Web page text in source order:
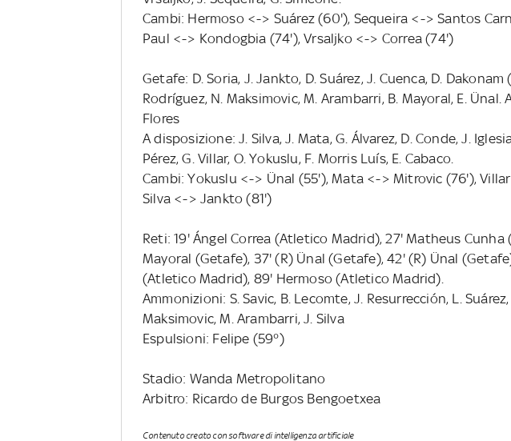
Cambi: Hermoso <-> Suárez (60'), Sequeira <-> Santos
Paul <-> Kondogbia (74'), Vrsaljko <-> Correa (74')
Getafe: D. Soria, J. Jankto, D. Suárez, J. Cuenca, D. Dakonam
Rodríguez, N. Maksimovic, M. Arambarri, B. Mayoral, E. Ünal.
Flores
A disposizione: J. Silva, J. Mata, G. Álvarez, D. Conde, J.
Pérez, G. Villar, O. Yokuslu, F. Morris Luís, E. Cabaco.
Cambi: Yokuslu <-> Ünal (55'), Mata <-> Mitrovic (76'),
Silva <-> Jankto (81')
Reti: 19' Ángel Correa (Atletico Madrid), 27' Matheus
Mayoral (Getafe), 37' (R) Ünal (Getafe), 42' (R) Ünal
(Atletico Madrid), 89' Hermoso (Atletico Madrid).
Ammonizioni: S. Savic, B. Lecomte, J. Resurrección, L. Suárez,
Maksimovic, M. Arambarri, J. Silva
Espulsioni: Felipe (59°)
Stadio: Wanda Metropolitano
Arbitro: Ricardo de Burgos Bengoetxea
Contenuto creato con software di intelligenza artificiale